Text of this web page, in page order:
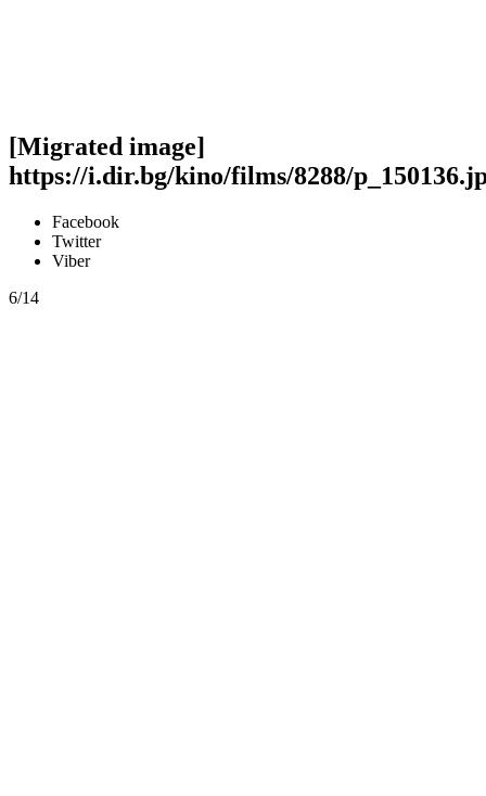
[Migrated image]
https://i.dir.bg/kino/films/8288/
Facebook
Twitter
Viber
6/14